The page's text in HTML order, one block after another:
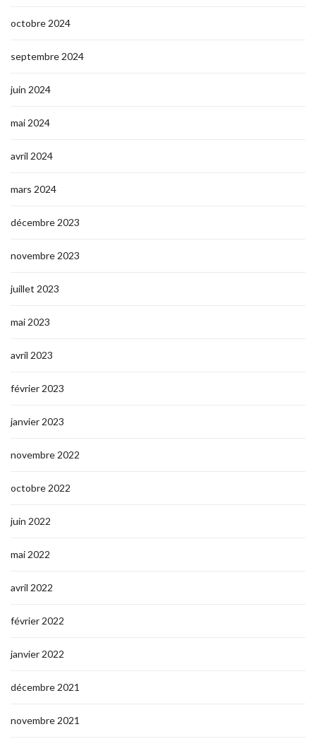
octobre 2024
septembre 2024
juin 2024
mai 2024
avril 2024
mars 2024
décembre 2023
novembre 2023
juillet 2023
mai 2023
avril 2023
février 2023
janvier 2023
novembre 2022
octobre 2022
juin 2022
mai 2022
avril 2022
février 2022
janvier 2022
décembre 2021
novembre 2021